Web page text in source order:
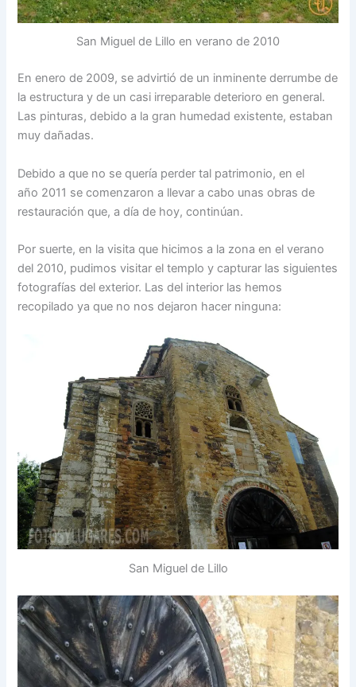
San Miguel de Lillo en verano de 2010
En enero de 2009, se advirtió de un inminente derrumbe de
la estructura y de un casi irreparable deterioro en general.
Las pinturas, debido a la gran humedad existente, estaban
muy dañadas.
Debido a que no se quería perder tal patrimonio, en el
año 2011 se comenzaron a llevar a cabo unas obras de
restauración que, a día de hoy, continúan.
Por suerte, en la visita que hicimos a la zona en el verano
del 2010, pudimos visitar el templo y capturar las siguientes
fotografías del exterior. Las del interior las hemos
recopilado ya que no nos dejaron hacer ninguna:
San Miguel de Lillo